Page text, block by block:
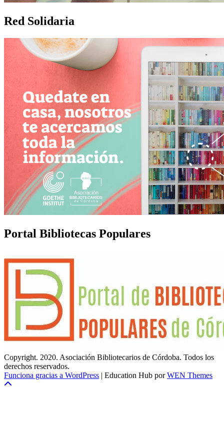
Red Solidaria
Portal Bibliotecas Populares
Copyright. 2020. Asociación Bibliotecarios de Córdoba. Todos los
derechos reservados.
Funciona gracias a WordPress | Education Hub porWEN Themes